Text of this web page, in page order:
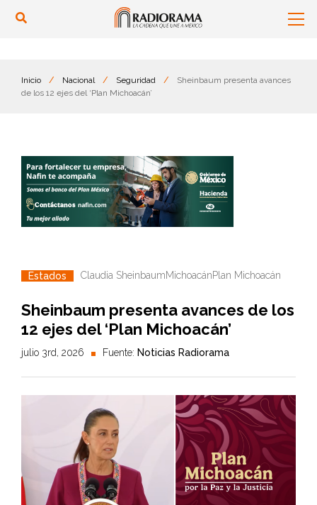
Inicio / Nacional / Seguridad /
Sheinbaum presenta avances
de los 12 ejes del ‘Plan Michoacán’
Estados Claudia SheinbaumMichoacánPlan Michoacán
Sheinbaum presenta avances de los
12 ejes del ‘Plan Michoacán’
julio 3rd, 2026 Fuente: Noticias Radiorama